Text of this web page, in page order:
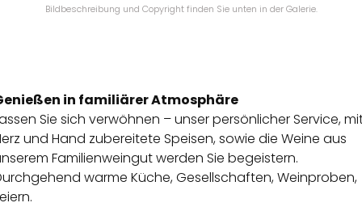
Bildbeschreibung und Copyright finden Sie unten in der Galerie.
in familiärer Atmosphäre
Sie sich verwöhnen – unser persönlicher Service,
und Hand zubereitete Speisen, sowie die Weine aus
Familienweingut werden Sie begeistern.
warme Küche, Gesellschaften, Weinproben,